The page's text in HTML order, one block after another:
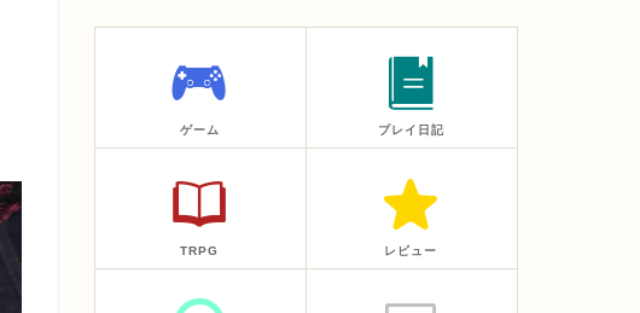
ゲーム プレイ日記
TRPG レビュー